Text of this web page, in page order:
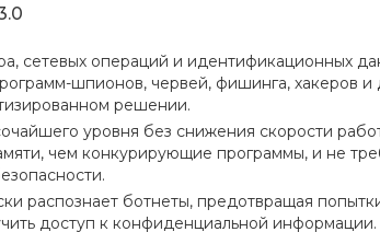
сетевых операций и идентификационных
шпионов, червей, фишинга, хакеров и
решении.
уровня без снижения скорости
чем конкурирующие программы, и не
распознает ботнеты, предотвращая
доступ к конфиденциальной информации.